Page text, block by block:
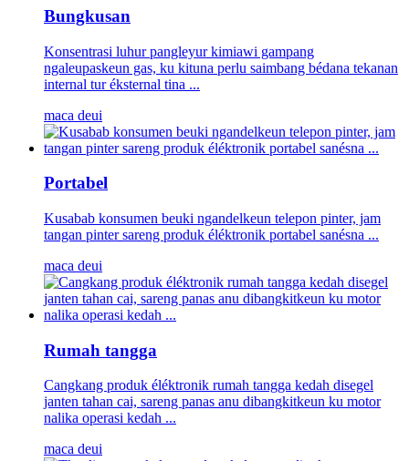
Bungkusan
Konsentrasi luhur pangleyur kimiawi gampang
ngaleupaskeun gas, ku kituna perlu saimbang bédana tekanan
internal tur éksternal tina ...
maca deui
Portabel
Kusabab konsumen beuki ngandelkeun telepon pinter, jam
tangan pinter sareng produk éléktronik portabel sanésna ...
maca deui
Rumah tangga
Cangkang produk éléktronik rumah tangga kedah disegel
janten tahan cai, sareng panas anu dibangkitkeun ku motor
nalika operasi kedah ...
maca deui